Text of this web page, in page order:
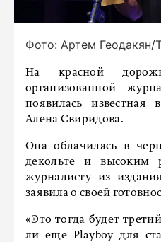
Фото: Артем Геодакян/
На красной
организованной
появилась
Алена Свиридова.
Она облачилась в
декольте и высоким
журналисту из
заявила о своей
«Это тогда будет
ли еще Playboy для